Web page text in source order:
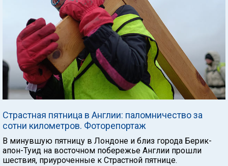
Страстная пятница в Англии: паломничество за
сотни километров. Фоторепортаж
В минувшую пятницу в Лондоне и близ города Берик-
апон-Туид на восточном побережье Англии прошли
шествия, приуроченные к Страстной пятнице.